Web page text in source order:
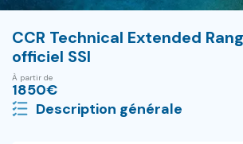
CCR Technical Extended
officiel SSI
À partir de
1850€
Description générale